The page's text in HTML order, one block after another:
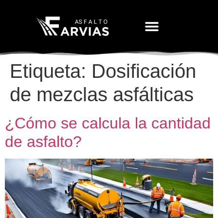
Etiqueta: Dosificación
de mezclas asfálticas
¿Cómo se calcula la cantidad
de asfalto?